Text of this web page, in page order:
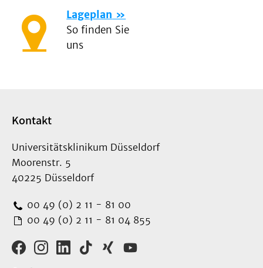
Lageplan
So finden Sie
uns
Kontakt
Universitätsklinikum Düsseldorf
Moorenstr. 5
40225 Düsseldorf
00 49 (0) 2 11 - 81 00
00 49 (0) 2 11 - 81 04 855